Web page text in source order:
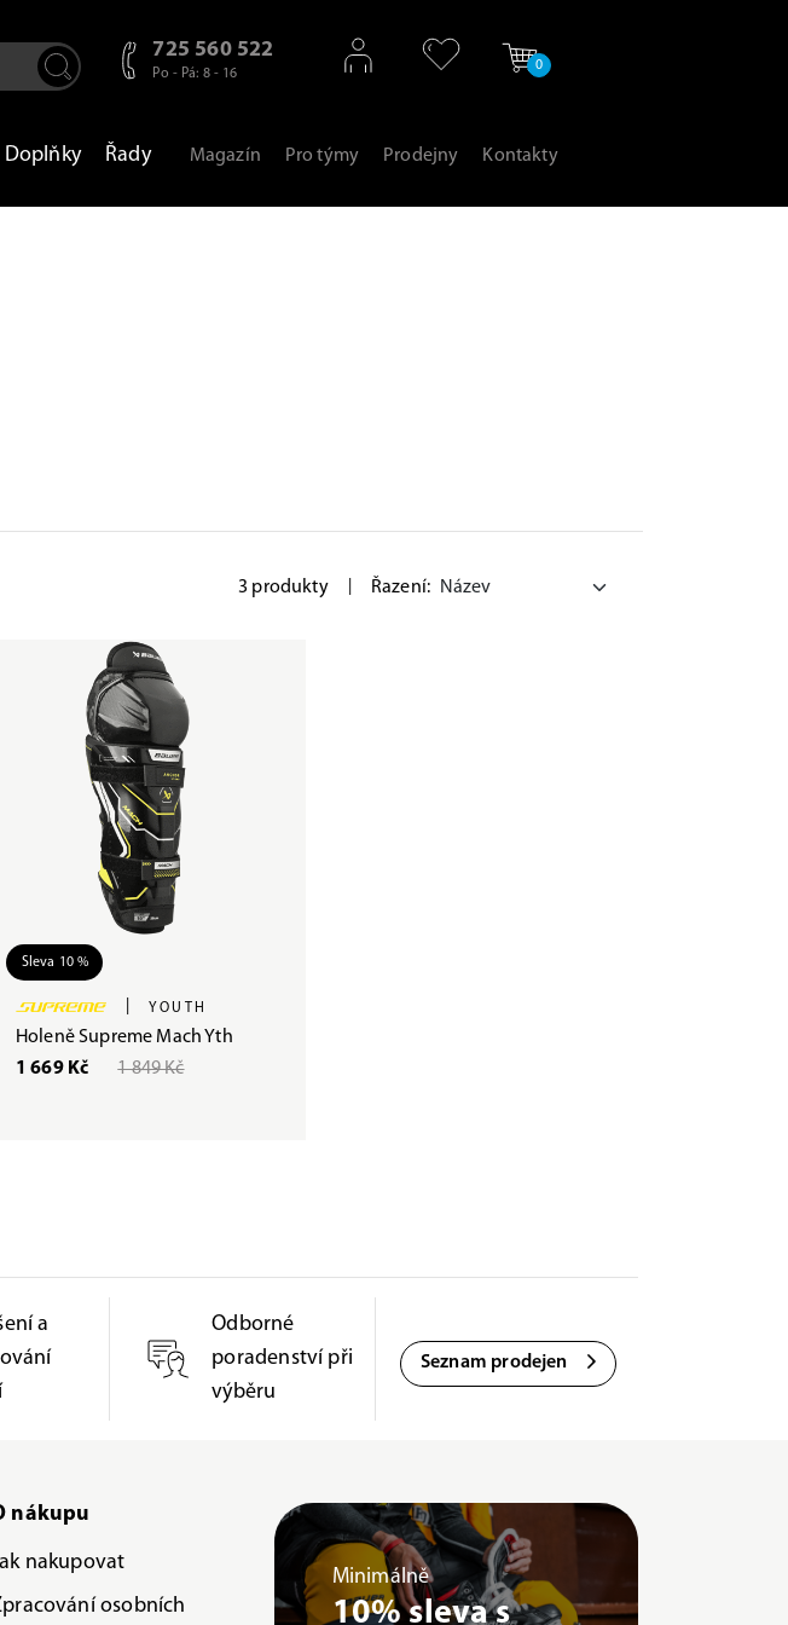
725 560 522
Po - Pá: 8 - 16
0
Doplňky Řady Magazín Pro týmy Prodejny Kontakty
3 produkty Řazení:
Sleva 10 %
YOUTH
Holeně Supreme Mach Yth
1 669 Kč
1 849 Kč
a
Odborné
poradenství při
výběru
Seznam prodejen
nákupu
nakupovat
osobních
Minimálně
10% sleva s